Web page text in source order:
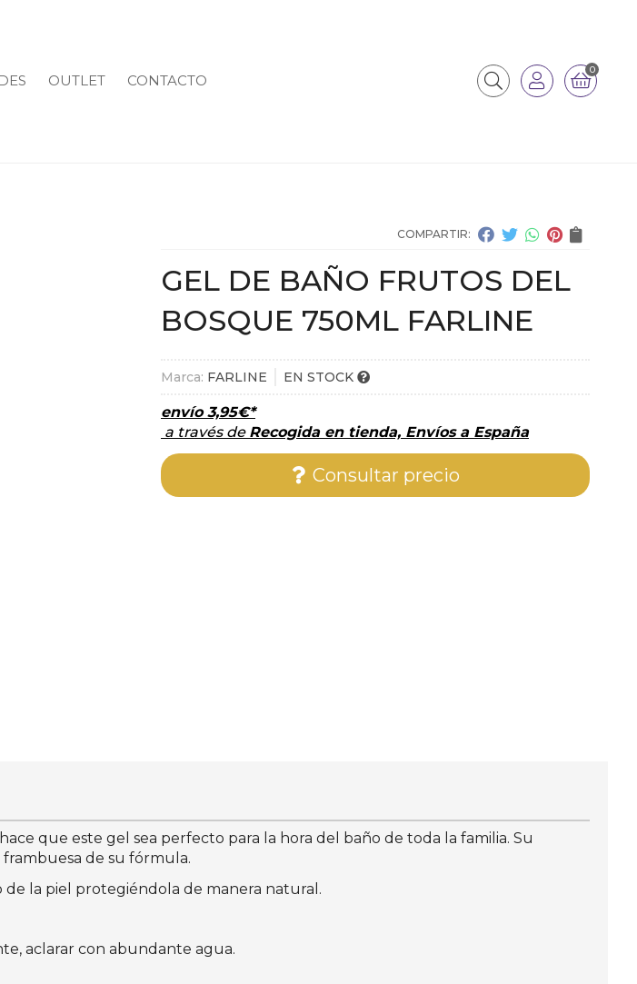
OUTLET CONTACTO
0
COMPARTIR:
GEL DE BAÑO FRUTOS DEL
BOSQUE 750ML FARLINE
Marca: FARLINE EN STOCK
envío3,95€*
a través de Recogida en tienda, Envíos a España
Consultar precio
que este gel sea perfecto para la hora del baño de toda la familia. Su
de su fórmula.
la piel protegiéndola de manera natural.
aclarar con abundante agua.